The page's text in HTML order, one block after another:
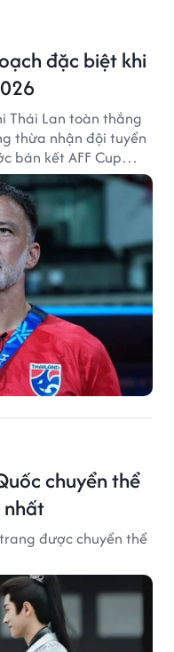
đặc biệt khi
Thái Lan toàn thắng
thừa nhận đội tuyển
bán kết AFF Cup
chuyển thể
được chuyển thể